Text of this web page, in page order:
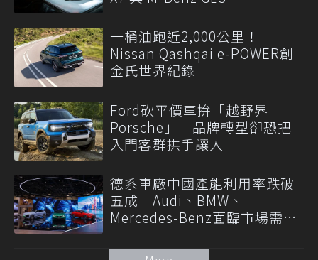
一桶油跑近2,000公里！
Nissan Qashqai e-POWER創
金氏世界紀錄
Ford砍平價車拚「越野界
Porsche」 品牌轉型卻恐把
入門客群拱手讓人
德系車廠中國產能利用率跌破
五成 Audi、BMW、
Mercedes-Benz面臨市場需求